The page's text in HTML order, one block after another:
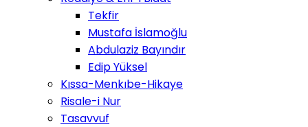
Tekfir
Mustafa İslamoğlu
Abdulaziz Bayındır
Edip Yüksel
Kıssa-Menkıbe-Hikaye
Risale-i Nur
Tasavvuf